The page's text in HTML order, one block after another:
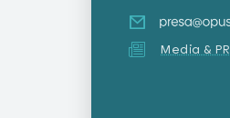
Media & PR